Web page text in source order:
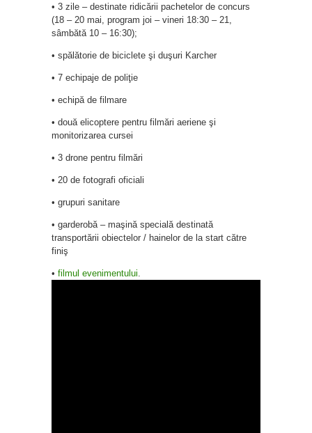
• 3 zile – destinate ridicării pachetelor de concurs
(18 – 20 mai, program joi – vineri 18:30 – 21,
sâmbătă 10 – 16:30);
• spălătorie de biciclete şi duşuri Karcher
• 7 echipaje de poliţie
• echipă de filmare
• două elicoptere pentru filmări aeriene şi
monitorizarea cursei
• 3 drone pentru filmări
• 20 de fotografi oficiali
• grupuri sanitare
• garderobă – maşină specială destinată
transportării obiectelor / hainelor de la start către
finiş
• filmul evenimentului